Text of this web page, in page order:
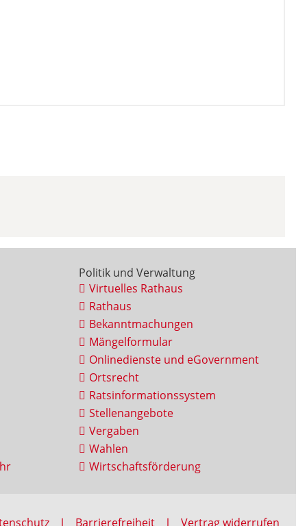
Politik und Verwaltung
Virtuelles Rathaus
Rathaus
Bekanntmachungen
Mängelformular
Onlinedienste und eGovernment
Ortsrecht
Ratsinformationssystem
Stellenangebote
Vergaben
Wahlen
Wirtschaftsförderung
Barrierefreiheit Vertrag widerrufen